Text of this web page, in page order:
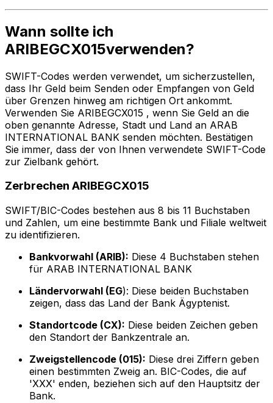
Wann sollte ich
ARIBEGCX015verwenden?
SWIFT-Codes werden verwendet, um sicherzustellen,
dass Ihr Geld beim Senden oder Empfangen von Geld
über Grenzen hinweg am richtigen Ort ankommt.
Verwenden Sie ARIBEGCX015 , wenn Sie Geld an die
oben genannte Adresse, Stadt und Land an ARAB
INTERNATIONAL BANK senden möchten. Bestätigen
Sie immer, dass der von Ihnen verwendete SWIFT-Code
zur Zielbank gehört.
Zerbrechen ARIBEGCX015
SWIFT/BIC-Codes bestehen aus 8 bis 11 Buchstaben
und Zahlen, um eine bestimmte Bank und Filiale weltweit
zu identifizieren.
Bankvorwahl (ARIB): Diese 4 Buchstaben stehen
für ARAB INTERNATIONAL BANK
Ländervorwahl (EG): Diese beiden Buchstaben
zeigen, dass das Land der Bank Ägyptenist.
Standortcode (CX): Diese beiden Zeichen geben
den Standort der Bankzentrale an.
Zweigstellencode (015): Diese drei Ziffern geben
einen bestimmten Zweig an. BIC-Codes, die auf
'XXX' enden, beziehen sich auf den Hauptsitz der
Bank.